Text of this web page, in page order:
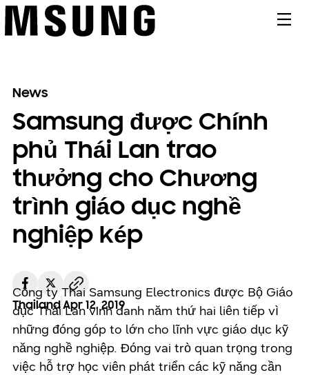
News
Samsung được Chính
phủ Thái Lan trao
thưởng cho Chương
trình giáo dục nghề
nghiệp kép
ThailandApr 12. 2019
Công ty Thai Samsung Electronics được Bộ Giáo
dục Thái Lan vinh danh năm thứ hai liên tiếp vì
những đóng góp to lớn cho lĩnh vực giáo dục kỹ
năng nghề nghiệp. Đóng vai trò quan trọng trong
việc hỗ trợ học viên phát triển các kỹ năng cần